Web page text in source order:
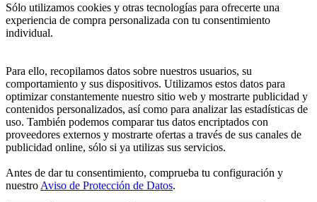
Sólo utilizamos cookies y otras tecnologías para ofrecerte una
experiencia de compra personalizada con tu consentimiento
individual.
Para ello, recopilamos datos sobre nuestros usuarios, su
comportamiento y sus dispositivos. Utilizamos estos datos para
optimizar constantemente nuestro sitio web y mostrarte publicidad y
contenidos personalizados, así como para analizar las estadísticas de
uso. También podemos comparar tus datos encriptados con
proveedores externos y mostrarte ofertas a través de sus canales de
publicidad online, sólo si ya utilizas sus servicios.
Antes de dar tu consentimiento, comprueba tu configuración y
nuestro Aviso de Protección de Datos.